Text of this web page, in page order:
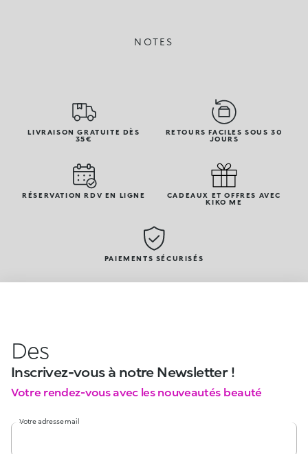
NOTES
LIVRAISON GRATUITE DÈS
35€
RETOURS FACILES SOUS 30
JOURS
RÉSERVATION RDV EN LIGNE
CADEAUX ET OFFRES AVEC
KIKO ME
PAIEMENTS SÉCURISÉS
Des
Inscrivez-vous à notre Newsletter !
Votre rendez-vous avec les nouveautés beauté
Votre adresse mail